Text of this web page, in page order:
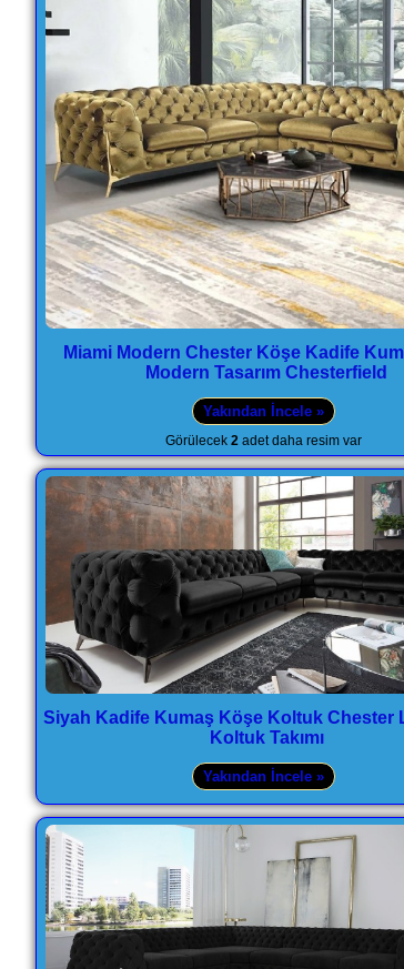
Miami Modern Chester Köşe Kadife
Modern Tasarım Chesterfield
Yakından İncele »
Görülecek2 adet daha resim var
Siyah Kadife Kumaş Köşe Koltuk Chester
Koltuk Takımı
Yakından İncele »